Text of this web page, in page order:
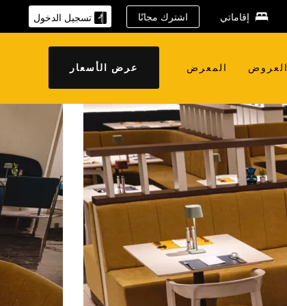
إقاماتي اشترك مجانًا تسجيل الدخول
العروض المعرض عرض الأسعار